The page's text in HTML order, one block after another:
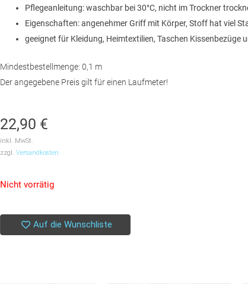
Pflegeanleitung: waschbar bei 30°C, nicht im Trockner
Eigenschaften: angenehmer Griff mit Körper, Stoff hat viel
geeignet für Kleidung, Heimtextilien, Taschen Kissenbezüge
Mindestbestellmenge: 0,1 m
Der angegebene Preis gilt für einen Laufmeter!
22,90 €
inkl. MwSt.
zzgl. Versandkosten
Nicht vorrätig
Auf die Wunschliste